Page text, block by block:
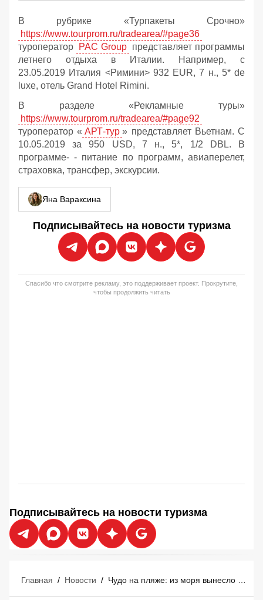
В рубрике «Турпакеты Срочно»
https://www.tourprom.ru/tradearea/#page36
туроператор
PAC Group представляет программы
летнего отдыха в Италии. Например, с
23.05.2019 Италия <Римини> 932 EUR, 7 н., 5* de
luxe, отель Grand Hotel Rimini.
В разделе «Рекламные туры»
https://www.tourprom.ru/tradearea/#page92
туроператор « АРТ-тур » представляет Вьетнам. С
10.05.2019 за 950 USD, 7 н., 5*, 1/2 DBL. В
программе- - питание по программ, авиаперелет,
страховка, трансфер, экскурсии.
Яна Вараксина
Подписывайтесь на новости туризма
Спасибо что смотрите рекламу, это поддерживает проект. Прокрутите,
чтобы продолжить читать
Подписывайтесь на новости туризма
Главная / Новости /